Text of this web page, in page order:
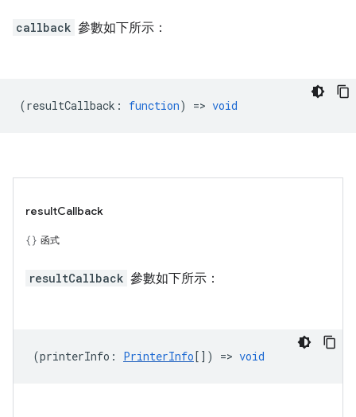
callback 參數如下所示：
(resultCallback : function) => void
resultCallback
函式
resultCallback 參數如下所示：
(printerInfo : PrinterInfo[]) => void